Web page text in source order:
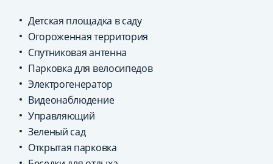
Детская площадка в саду
Огороженная территория
Спутниковая антенна
Парковка для велосипедов
Электрогенератор
Видеонаблюдение
Управляющий
Зеленый сад
Открытая парковка